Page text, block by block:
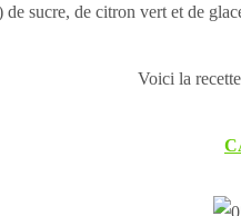
de sucre, de citron vert et de
Voici la